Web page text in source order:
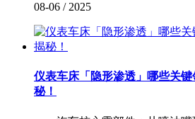
08-06 / 2025
仪表车床「隐形渗透」哪些关
秘！